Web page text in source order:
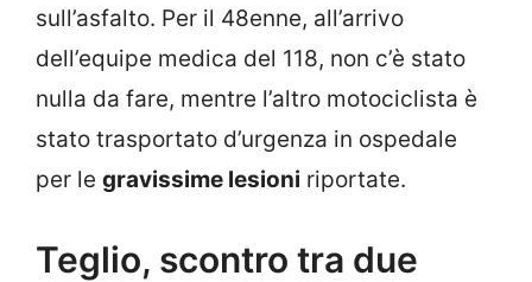
sull’asfalto. Per il 48enne, all’arrivo
dell’equipe medica del 118, non c’è stato
nulla da fare, mentre l’altro motociclista è
stato trasportato d’urgenza in ospedale
per le gravissime lesioni riportate.
Teglio, scontro tra due